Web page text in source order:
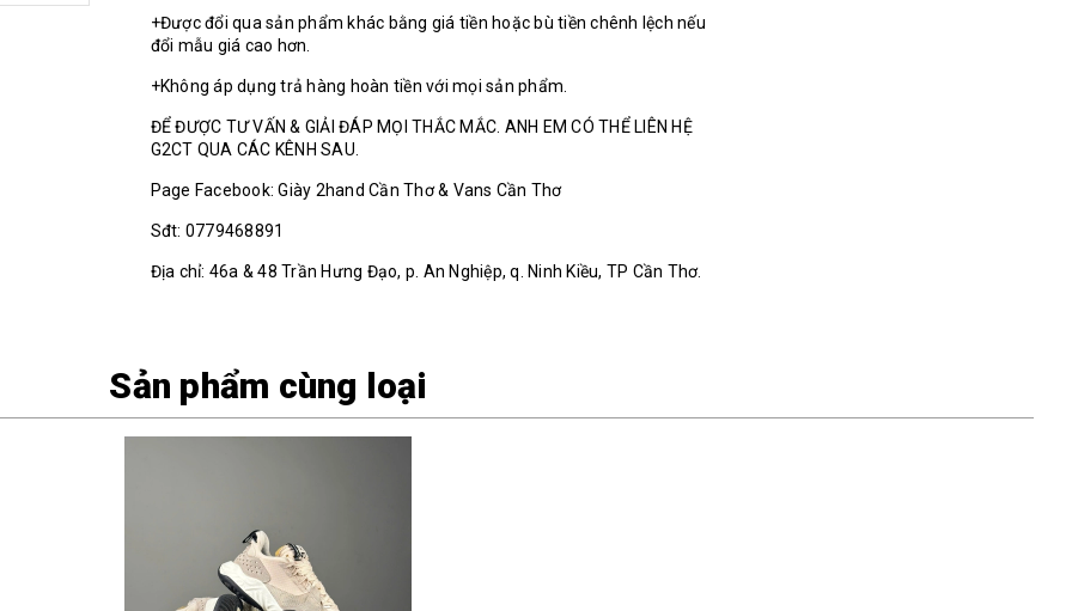
+Được đổi qua sản phẩm khác bằng giá tiền hoặc bù tiền chênh lệch nếu
đổi mẫu giá cao hơn.
+Không áp dụng trả hàng hoàn tiền với mọi sản phẩm.
ĐỂ ĐƯỢC TƯ VẤN & GIẢI ĐÁP MỌI THẮC MẮC. ANH EM CÓ THỂ LIÊN HỆ
G2CT QUA CÁC KÊNH SAU.
Page Facebook: Giày 2hand Cần Thơ & Vans Cần Thơ
Sđt: 0779468891
Địa chỉ: 46a & 48 Trần Hưng Đạo, p. An Nghiệp, q. Ninh Kiều, TP Cần Thơ.
Sản phẩm cùng loại